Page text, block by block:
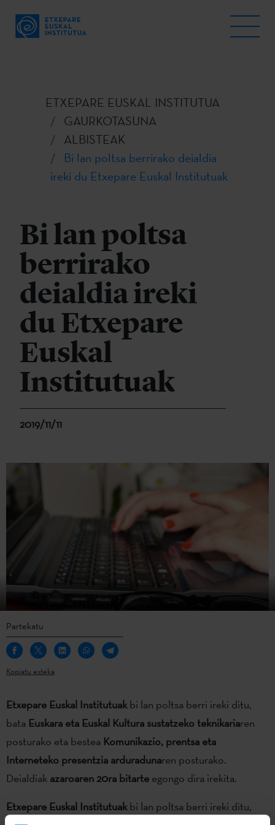
ETXEPARE EUSKAL INSTITUTUA
GAURKOTASUNA
ALBISTEAK
Bi lan poltsa berrirako deialdia
ireki du Etxepare Euskal Institutuak
Bi lan poltsa
berrirako
deialdia ireki
du Etxepare
Euskal
Institutuak
2019/11/11
Partekatu
Kopiatu esteka
Etxepare Euskal Institutuakbi lan poltsa berri ireki ditu,
bata Euskara eta Euskal Kultura sustatzeko teknikariaren
posturako eta bestea Komunikazio, prentsa eta
Interneteko presentzia arduradunaren posturako.
Deialdiak azaroaren 20ra bitarte egongo dira irekita.
Etxepare Euskal Institutuakbi lan poltsa berri ireki ditu,